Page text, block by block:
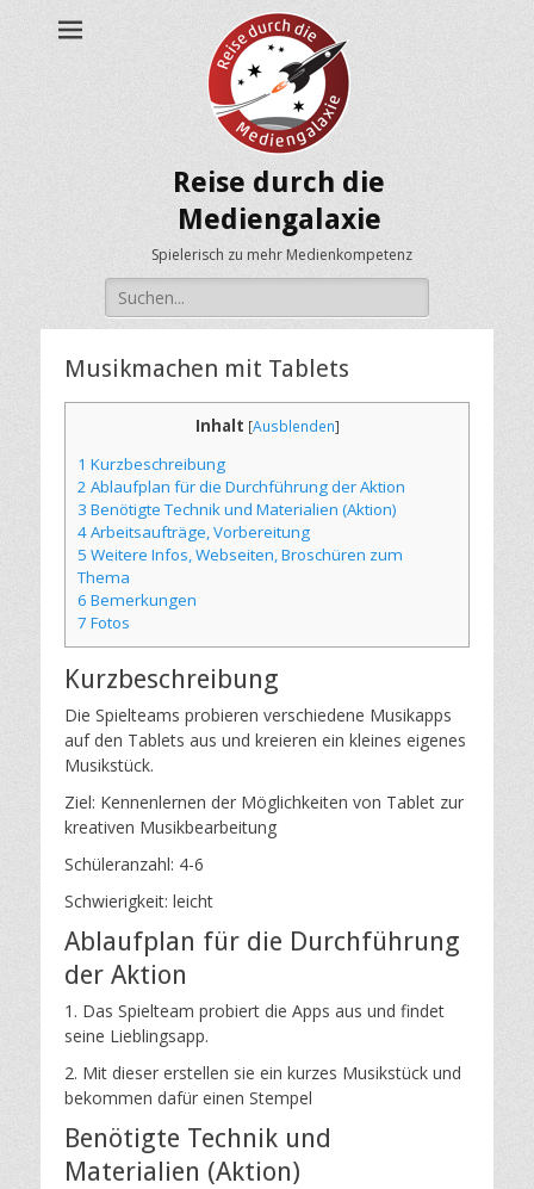
Reise durch die
Mediengalaxie
Spielerisch zu mehr Medienkompetenz
Suche
nach:
Musikmachen mit Tablets
Inhalt [Ausblenden]
1 Kurzbeschreibung
2 Ablaufplan für die Durchführung der Aktion
3 Benötigte Technik und Materialien (Aktion)
4Arbeitsaufträge, Vorbereitung
5 Weitere Infos, Webseiten, Broschüren zum
Thema
6 Bemerkungen
7 Fotos
Kurzbeschreibung
Die Spielteams probieren verschiedene Musikapps
auf den Tablets aus und kreieren ein kleines eigenes
Musikstück.
Ziel: Kennenlernen der Möglichkeiten von Tablet zur
kreativen Musikbearbeitung
Schüleranzahl: 4-6
Schwierigkeit: leicht
Ablaufplan für die Durchführung
der Aktion
1. Das Spielteam probiert die Apps aus und findet
seine Lieblingsapp.
2. Mit dieser erstellen sie ein kurzes Musikstück und
bekommen dafür einen Stempel
Benötigte Technik und
Materialien (Aktion)